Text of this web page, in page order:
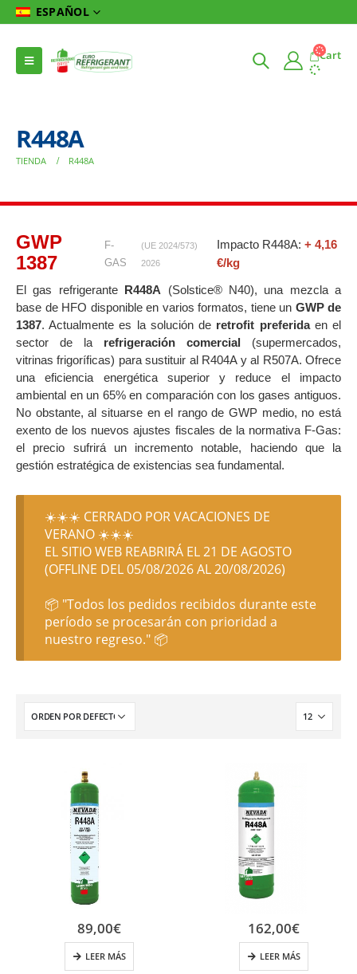
ESPAÑOL
Cart
R448A
TIENDA R448A
GWP
1387
F-
GAS
(UE 2024/573)
2026
Impacto R448A: + 4,16
€/kg
El gas refrigerante R448A (Solstice® N40), una mezcla a
base de HFO disponible en varios formatos, tiene un GWP de
1387. Actualmente es la solución de retrofit preferidaen el
sector de la refrigeración comercial (supermercados,
vitrinas frigoríficas) para sustituir al R404A y al R507A. Ofrece
una eficiencia energética superior y reduce el impacto
ambiental en un 65% en comparación con los gases antiguos.
No obstante, al situarse en el rango de GWP medio, no está
exento de los nuevos ajustes fiscales de la normativa F-Gas:
el precio sufrirá un incremento notable, haciendo que la
gestión estratégica de existencias sea fundamental.
☀️☀️☀️ CERRADO POR VACACIONES DE
VERANO ☀️☀️☀️
EL SITIO WEB REABRIRÁ EL 21 DE AGOSTO
(OFFLINE DEL 05/08/2026 AL 20/08/2026)
📦 "Todos los pedidos recibidos durante este
período se procesarán con prioridad a
nuestro regreso." 📦
89,00€
LEER MÁS
162,00€
LEER MÁS